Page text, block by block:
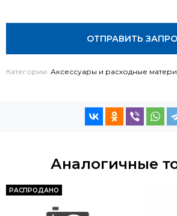
ОТПРАВИТЬ
Категории: Аксессуары и расходные
Аналогичные
РАСПРОДАНО